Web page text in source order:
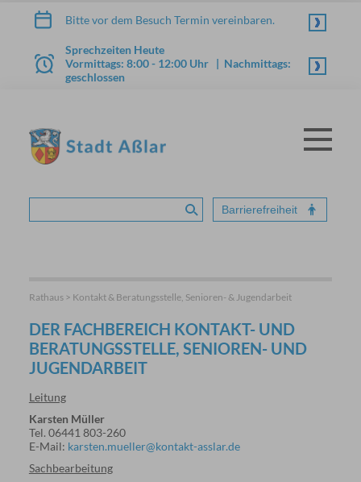
Zum Inhalt springen
Bitte vor dem Besuch Termin vereinbaren.
Sprechzeiten Heute
Vormittags: 8:00 - 12:00 Uhr | Nachmittags:
geschlossen
Menü
Suche absenden
Barrierefreiheit
Rathaus > Kontakt & Beratungsstelle, Senioren- & Jugendarbeit
DER FACHBEREICH KONTAKT- UND
BERATUNGSSTELLE, SENIOREN- UND
JUGENDARBEIT
Leitung
Karsten Müller
Tel. 06441 803-260
E-Mail: karsten.mueller@kontakt-asslar.de
Sachbearbeitung